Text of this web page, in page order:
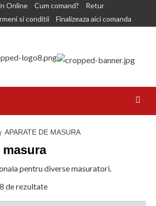
Online Cum comand?
Retur
si conditii
Finalizeaza aici comanda
APARATE DE MASURA
pentru diverse masuratori.
de rezultate